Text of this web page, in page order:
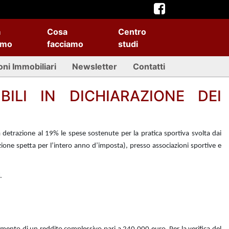
Cosa
facciamo
Centro
studi
Immobiliari Newsletter Contatti
IN DICHIARAZIONE DEI
al 19% le spese sostenute per la pratica sportiva svolta dai
spetta per l’intero anno d’imposta), presso associazioni sportive e